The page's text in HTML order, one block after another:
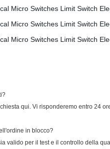
qui. Vi risponderemo entro 24
in blocco?
valido per il test e il controllo della